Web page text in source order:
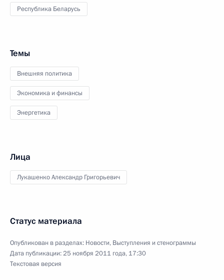
Республика Беларусь
Темы
Внешняя политика
Экономика и финансы
Энергетика
Лица
Лукашенко Александр Григорьевич
Статус материала
Опубликован в разделах: Новости, Выступления и стенограммы
Дата публикации:25 ноября 2011 года, 17:30
Текстовая версия